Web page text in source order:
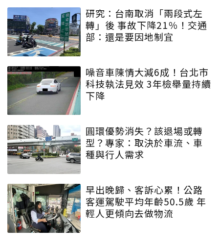
研究：台南取消「兩段式左
轉」後 事故下降21％！交通
部：還是要因地制宜
噪音車陳情大減6成！台北市
科技執法見效 3年檢舉量持續
下降
圓環優勢消失？該退場或轉
型？專家：取決於車流、車
種與行人需求
早出晚歸、客訴心累！公路
客運駕駛平均年齡50.5歲 年
輕人更傾向去做物流